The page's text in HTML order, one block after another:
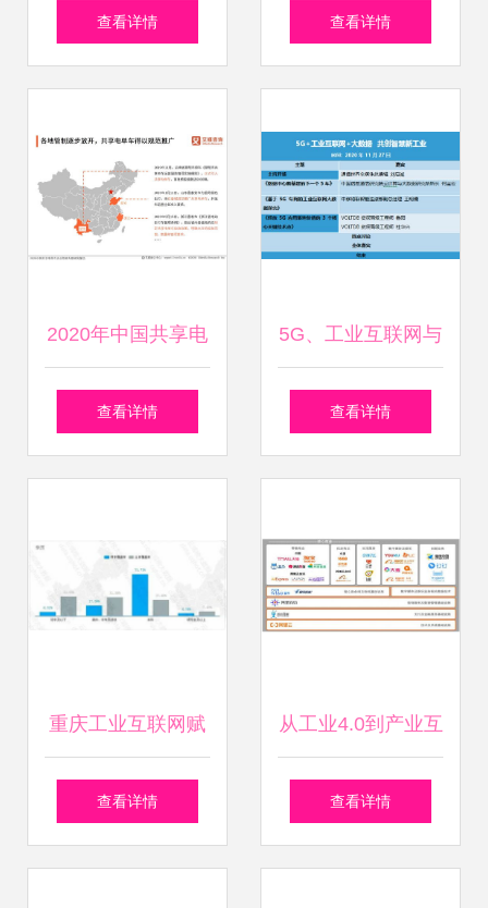
理性解套 工业互联
资启示
查看详情
工业互联网500
制造业智能化转型
查看详情
2020年中国共享电
单车市场概况及政
查看详情
5G、工业互联网与
大数据 三驾马车驱
查看详情
重庆工业互联网赋
能LED显示屏行业
查看详情
从工业4.0到产业互
联网 工业互联网数
查看详情